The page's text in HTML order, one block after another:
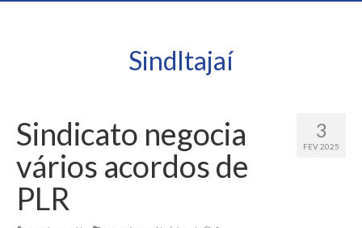
SindItajaí
3
FEV 2025
Sindicato negocia
vários acordos de
PLR